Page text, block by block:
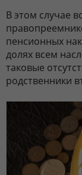
В этом случае
пенсионных
долях всем
таковые
родственники